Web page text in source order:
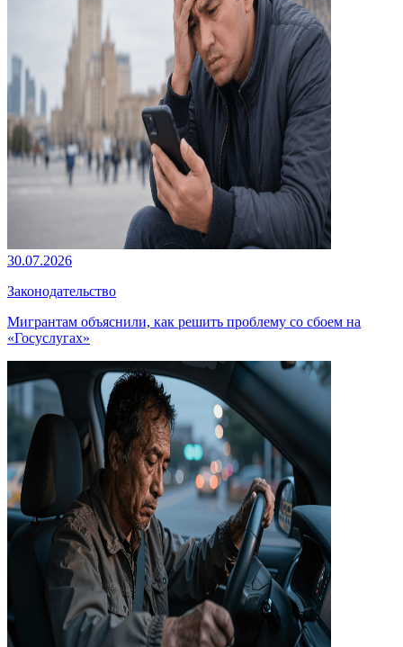
30.07.2026
Законодательство
Мигрантам объяснили, как решить проблему со сбоем на
«Госуслугах»